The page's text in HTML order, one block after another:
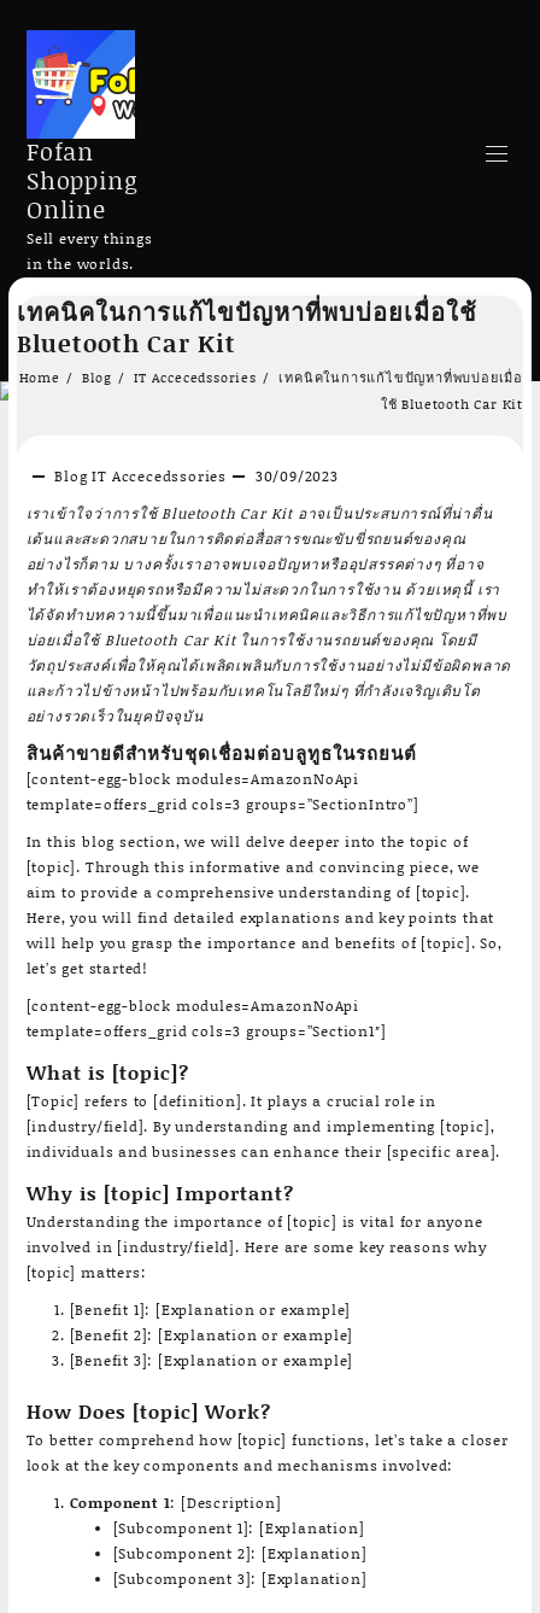
Skip
content
Fofan
Shopping
Online
Sell every things
in the worlds.
Search
เทคนิคในการแก้ไขปัญหาที่พบบ่อยเมื่อใช้
Bluetooth Car Kit
Home Blog IT Accecedssories
เทคนิคในการแก้ไขปัญหาที่พบบ่อยเมื่อ
ใช้ Bluetooth Car Kit
Blog IT Accecedssories
30/09/2023
เราเข้าใจว่าการใช้ Bluetooth Car Kit อาจเป็นประสบการณ์ที่น่าตื่น
เต้นและสะดวกสบายในการติดต่อสื่อสารขณะขับขี่รถยนต์ของคุณ
อย่างไรก็ตาม บางครั้งเราอาจพบเจอปัญหาหรืออุปสรรคต่างๆ ที่อาจ
ทำให้เราต้องหยุดรถหรือมีความไม่สะดวกในการใช้งาน ด้วยเหตุนี้ เรา
ได้จัดทำบทความนี้ขึ้นมาเพื่อแนะนำเทคนิคและวิธีการแก้ไขปัญหาที่พบ
บ่อยเมื่อใช้ Bluetooth Car Kit ในการใช้งานรถยนต์ของคุณ โดยมี
วัตถุประสงค์เพื่อให้คุณได้เพลิดเพลินกับการใช้งานอย่างไม่มีข้อผิดพลาด
และก้าวไปข้างหน้าไปพร้อมกับเทคโนโลยีใหม่ๆ ที่กำลังเจริญเติบโต
อย่างรวดเร็วในยุคปัจจุบัน
สินค้าขายดีสำหรับชุดเชื่อมต่อบลูทูธในรถยนต์
[content-egg-block modules=AmazonNoApi
template=offers_grid cols=3 groups=”SectionIntro”]
In this blog section, we will delve deeper into the topic of
[topic]. Through this informative and convincing piece, we
aim to provide a comprehensive understanding of [topic].
Here, you will find detailed explanations and key points that
will help you grasp the importance and benefits of [topic]. So,
let’s get started!
[content-egg-block modules=AmazonNoApi
template=offers_grid cols=3 groups=”Section1″]
What is [topic]?
[Topic] refers to [definition]. It plays a crucial role in
[industry/field]. By understanding and implementing [topic],
individuals and businesses can enhance their [specific area].
Why is [topic] Important?
Understanding the importance of [topic] is vital for anyone
involved in [industry/field]. Here are some key reasons why
[topic] matters:
[Benefit 1]: [Explanation or example]
[Benefit 2]: [Explanation or example]
[Benefit 3]: [Explanation or example]
How Does [topic] Work?
To better comprehend how [topic] functions, let’s take a closer
look at the key components and mechanisms involved:
Component 1: [Description]
[Subcomponent 1]: [Explanation]
[Subcomponent 2]: [Explanation]
[Subcomponent 3]: [Explanation]